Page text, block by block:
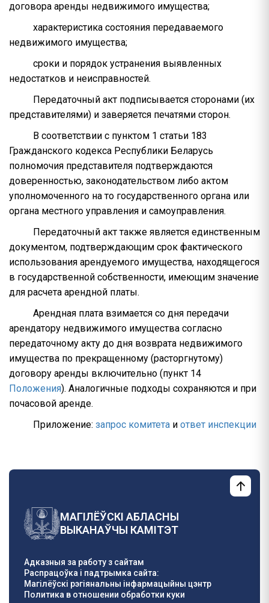
договора аренды недвижимого имущества;
характеристика состояния передаваемого
недвижимого имущества;
сроки и порядок устранения выявленных
недостатков и неисправностей.
Передаточный акт подписывается сторонами (их
представителями) и заверяется печатями сторон.
В соответствии с пунктом 1 статьи 183
Гражданского кодекса Республики Беларусь
полномочия представителя подтверждаются
доверенностью, законодательством либо актом
уполномоченного на то государственного органа или
органа местного управления и самоуправления.
Передаточный акт также является единственным
документом, подтверждающим срок фактического
использования арендуемого имущества, находящегося
в государственной собственности, имеющим значение
для расчета арендной платы.
Арендная плата взимается со дня передачи
арендатору недвижимого имущества согласно
передаточному акту до дня возврата недвижимого
имущества по прекращенному (расторгнутому)
договору аренды включительно (пункт 14
Положения). Аналогичные подходы сохраняются и при
почасовой аренде.
Приложение: запрос комитета и ответ инспекции
МАГІЛЁЎСКІ АБЛАСНЫ
ВЫКАНАЎЧЫ КАМІТЭТ
Адказныя за работу з сайтам
Распрацоўка і падтрымка сайта:
Магілёўскі рэгіянальны інфармацыйны цэнтр
Политика в отношении обработки куки